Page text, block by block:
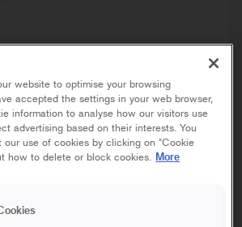
i plast tar enkelt bort gammal färg
website to optimise your browsing
accepted the settings in your web browser,
information to analyse how our visitors use
advertising based on their interests. You
our use of cookies by clicking on "Cookie
how to delete or block cookies. More